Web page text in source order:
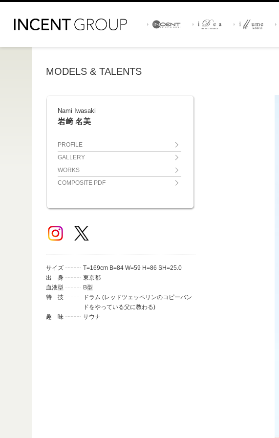
MODELS & TALENTS
Nami Iwasaki
岩﨑 名美
PROFILE
GALLERY
WORKS
COMPOSITE PDF
サイズ
T=169cm B=84 W=59 H=86 SH=25.0
出 身
東京都
血液型
B型
特 技
ドラム (レッドツェッペリンのコピーバン
ドをやっている父に教わる)
趣 味
サウナ